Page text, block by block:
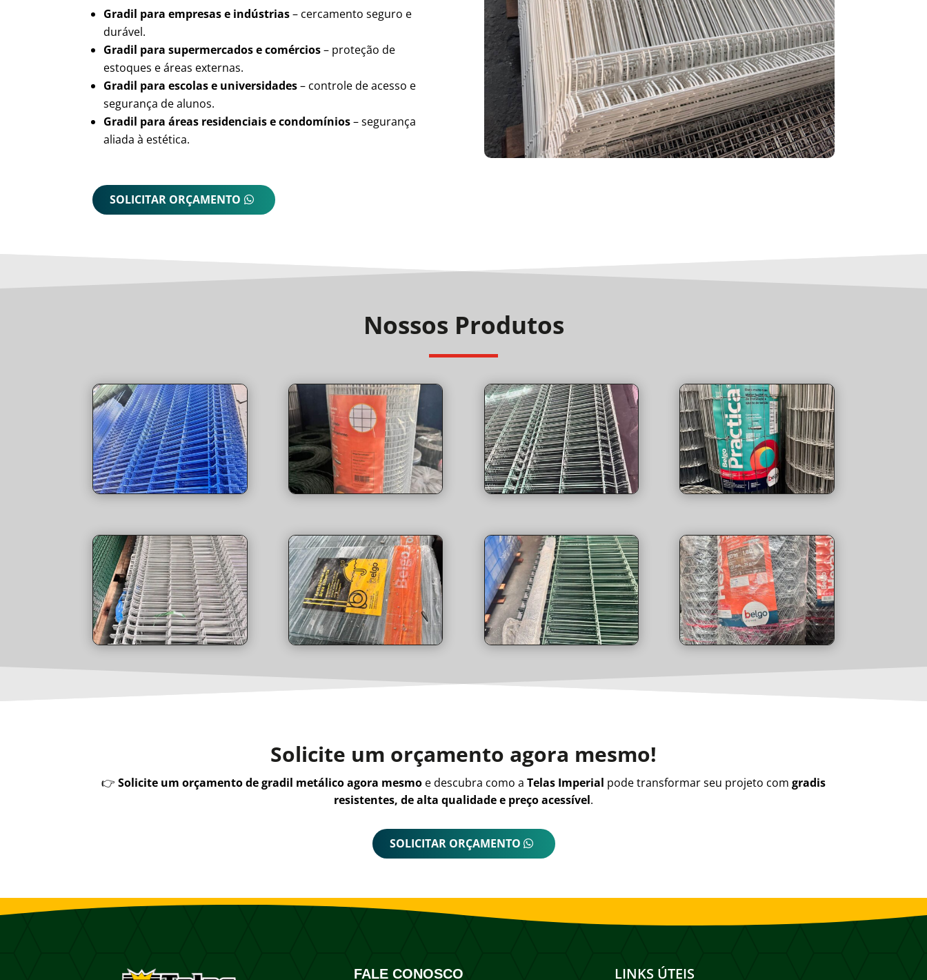
Gradil para empresas e indústrias– cercamento seguro e
durável.
Gradil para supermercados e comércios– proteção de
estoques e áreas externas.
Gradil para escolas e universidades– controle de acesso e
segurança de alunos.
Gradil para áreas residenciais e condomínios– segurança
aliada à estética.
SOLICITAR ORÇAMENTO
Nossos Produtos
Solicite um orçamento agora mesmo!
👉 Solicite um orçamento de gradil metálico agora mesmo e descubra como a Telas Imperial pode transformar seu projeto com gradis
resistentes, de alta qualidade e preço acessível.
SOLICITAR ORÇAMENTO
FALE CONOSCO LINKS ÚTEIS